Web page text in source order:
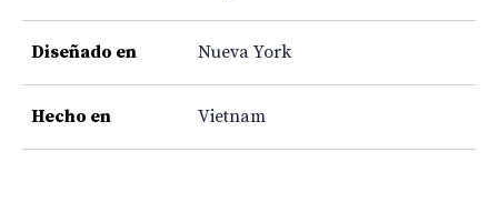
Diseñado en Nueva York
Hecho en Vietnam